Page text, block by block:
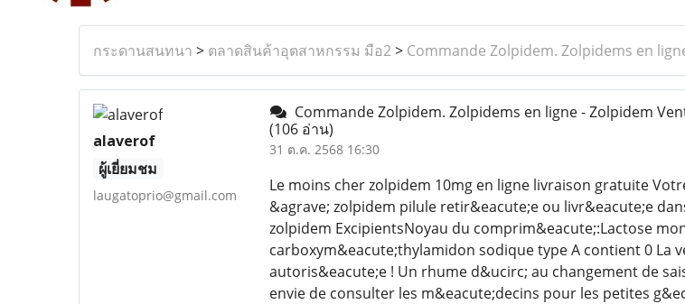
กระดานสนทนา > ตลาดสินค้าอุตสาหกรรม มือ2> Commande Zolpidem. Zolpidems en
alaverof
ผู้เยี่ยมชม
laugatoprio@gmail.com
Commande Zolpidem. Zolpidems en ligne - Zolpidem
(106 อ่าน)
31 ต.ค. 2568 16:30
Le moins cher zolpidem 10mg en ligne livraison gratuite
&agrave; zolpidem pilule retir&eacute;e ou livr&eacute;e
zolpidem ExcipientsNoyau du comprim&eacute;:Lactose
carboxym&eacute;thylamidon sodique type A contient 0 La
autoris&eacute;e ! Un rhume d&ucirc; au changement de
envie de consulter les m&eacute;decins pour les petites